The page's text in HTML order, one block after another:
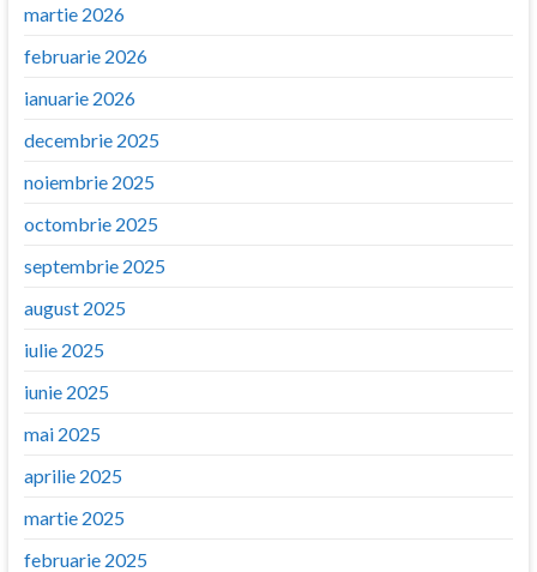
martie 2026
februarie 2026
ianuarie 2026
decembrie 2025
noiembrie 2025
octombrie 2025
septembrie 2025
august 2025
iulie 2025
iunie 2025
mai 2025
aprilie 2025
martie 2025
februarie 2025